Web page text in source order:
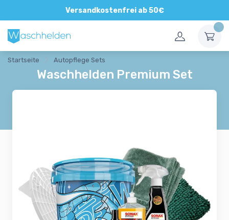
Versandkostenfrei ab 50€
Startseite Autopflege Sets
Waschhelden Premium Set